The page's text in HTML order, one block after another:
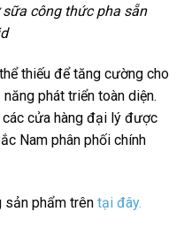
công thức pha sẵn
thiếu để tăng cường cho
phát triển toàn diện.
cửa hàng đại lý được
Nam phân phối chính
phẩm trên tại đây.